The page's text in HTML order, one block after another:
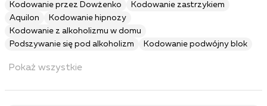
Kodowanie przez Dowżenko
Kodowanie zastrzykiem
Aquilon
Kodowanie hipnozy
Kodowanie z alkoholizmu w domu
Podszywanie się pod alkoholizm
Kodowanie podwójny blok
Pokaż wszystkie